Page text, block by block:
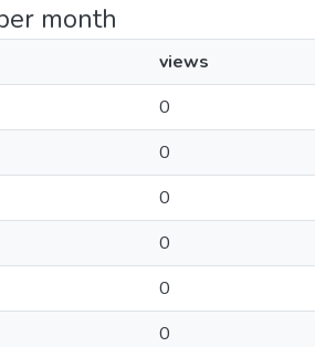
month
views
0
0
0
0
0
0